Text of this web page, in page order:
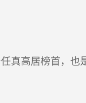
高居榜首，也